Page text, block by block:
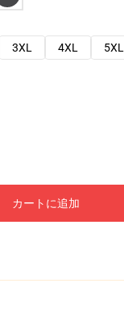
3XL 4XL
5XL
カートに追加